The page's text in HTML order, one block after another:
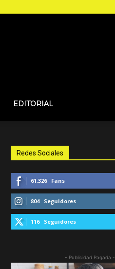
EDITORIAL
Redes Sociales
61,326 Fans
804 Seguidores
116 Seguidores
- Publicidad Pagada -